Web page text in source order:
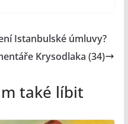
Istanbulské úmluvy?
Krysodlaka (34)
také líbit